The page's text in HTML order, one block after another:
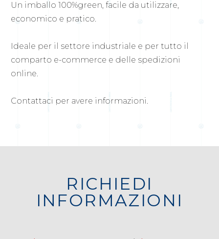
Un imballo 100%green, facile da utilizzare,
economico e pratico.
Ideale per il settore industriale e per tutto il
comparto e-commerce e delle spedizioni
online.
Contattaci per avere informazioni.
RICHIEDI
INFORMAZIONI